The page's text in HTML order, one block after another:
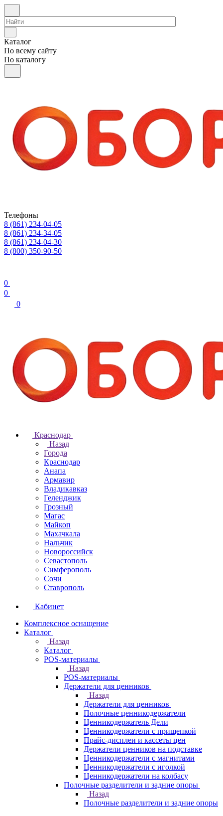
Каталог
По всему сайту
По каталогу
Телефоны
8 (861) 234-04-05
8 (861) 234-34-05
8 (861) 234-04-30
8 (800) 350-90-50
0
0
0
Краснодар
Назад
Города
Краснодар
Анапа
Армавир
Владикавказ
Геленджик
Грозный
Магас
Майкоп
Махачкала
Нальчик
Новороссийск
Севастополь
Симферополь
Сочи
Ставрополь
Кабинет
Комплексное оснащение
Каталог
Назад
Каталог
POS-материалы
Назад
POS-материалы
Держатели для ценников
Назад
Держатели для ценников
Полочные ценникодержатели
Ценникодержатель Дели
Ценникодержатели с прищепкой
Прайс-дисплеи и кассеты цен
Держатели ценников на подставке
Ценникодержатели с магнитами
Ценникодержатели с иголкой
Ценникодержатели на колбасу
Полочные разделители и задние опоры
Назад
Полочные разделители и задние опоры